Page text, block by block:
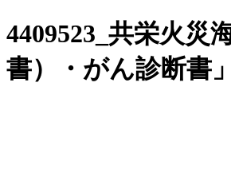
4409523_共栄火災
書）・がん診断書」